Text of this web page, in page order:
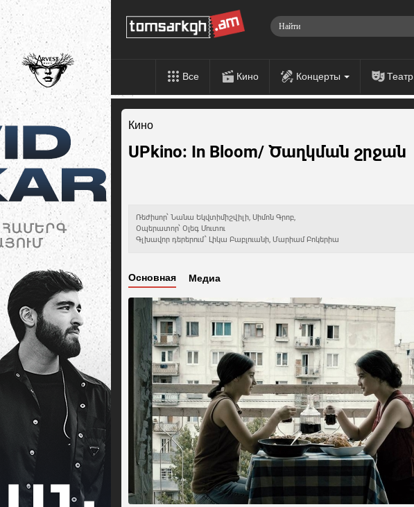
Все Кино Концерты Театр
Кино
UPkino: In Bloom/ Ծաղկման շրջան
Ռեժիսոր՝ Նանա Եկվտիմիշվիլի, Սիմոն Գրոբ,
Օպերատոր՝ Օլեգ Մուտու
Գլխավոր դերերում՝ Լիկա Բաբլուանի, Մարիամ Բոկերիա
Основная Медиа